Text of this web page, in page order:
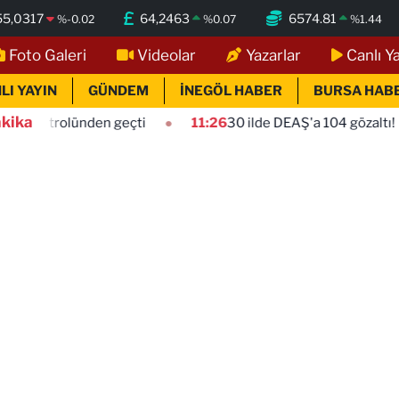
%-0.02 64,2463 %0.07 6574.81 %1.44
Foto Galeri Videolar Yazarlar Canlı
YAYIN GÜNDEM İNEGÖL HABER BURSA
geçti 11:2630 ilde DEAŞ'a 104 gözaltı! 11:20